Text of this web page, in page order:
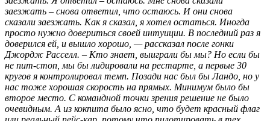
заезжать – снова ответил, что остаюсь. И они снова
сказали заезжать. Как я сказал, я хотел остаться. Иногда
просто нужно довериться своей интуиции. В последний раз я
доверился ей, и вышло хорошо, — рассказал после гонки
Джордж Расселл. – Кто знает, выиграли бы мы? Но если бы
не пит-стоп, мы бы лидировали на рестарте, а первые 30
кругов я контролировал темп. Позади нас был бы Ландо, но у
нас тоже хорошая скорость на прямых. Минимум было бы
второе место. С командной точки зрения решение не было
очевидным. А из кокпита было ясно, что будет красный флаг